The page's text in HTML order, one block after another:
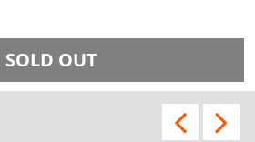
SOLD OUT